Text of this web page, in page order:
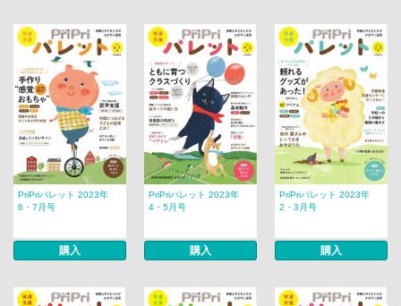
PriPriパレット 2023年
6・7月号
購入
PriPriパレット 2023年
4・5月号
購入
PriPriパレット 2023年
2・3月号
購入